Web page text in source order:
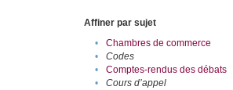
Affiner par sujet
•
Chambres de commerce
•
Codes
•
Comptes-rendus des débats
•
Cours d’appel